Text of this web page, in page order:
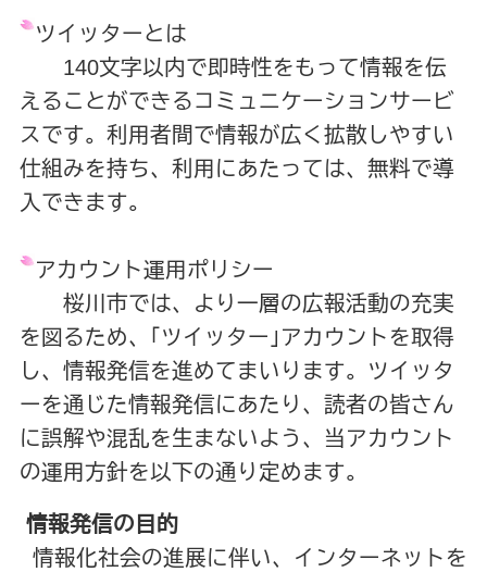
ツイッターとは
140文字以内で即時性をもって情報を伝
えることができるコミュニケーションサービ
スです。利用者間で情報が広く拡散しやすい
仕組みを持ち、利用にあたっては、無料で導
入できます。
アカウント運用ポリシー
桜川市では、より一層の広報活動の充実
を図るため、｢ツイッター｣アカウントを取得
し、情報発信を進めてまいります。ツイッタ
ーを通じた情報発信にあたり、読者の皆さん
に誤解や混乱を生まないよう、当アカウント
の運用方針を以下の通り定めます。
情報発信の目的
情報化社会の進展に伴い、インターネットを